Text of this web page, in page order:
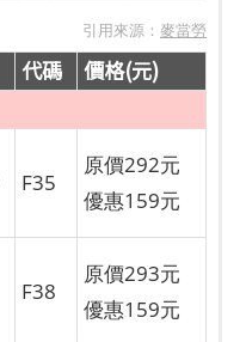
引用來源： 麥當勞
代碼
價格(元)
F35
原價292元
優惠159元
F38
原價293元
優惠159元